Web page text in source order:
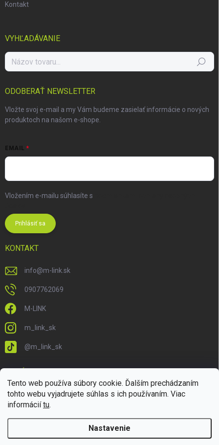
Tento web používa súbory cookie. Ďalším prechádzaním
tohto webu vyjadrujete súhlas s ich používaním. Viac
informáciítu.
Nastavenie
Kontakt
VYHĽADÁVANIE
Hľadať
ODOBERAŤ NEWSLETTER
Vložte svoj e-mail a my Vám budeme zasielať informácie o nových
produktoch na našom e-shope.
EMAIL
Vložením e-mailu súhlasíte s
Prihlásiť sa
KONTAKT
info@m-link.sk
0907762069
M-LINK
m_link_sk
@m_link_sk